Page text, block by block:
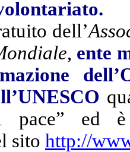
dell’
, ente
ed è
sito http://